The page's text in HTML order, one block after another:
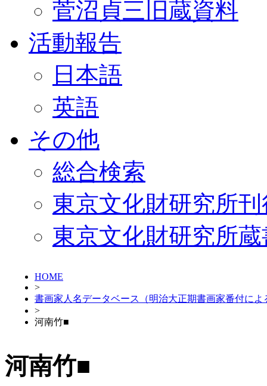
菅沼貞三旧蔵資料
活動報告
日本語
英語
その他
総合検索
東京文化財研究所
東京文化財研究所
HOME
>
書画家人名データベース（明治大正期書画家番付によ
>
河南竹■
河南竹■